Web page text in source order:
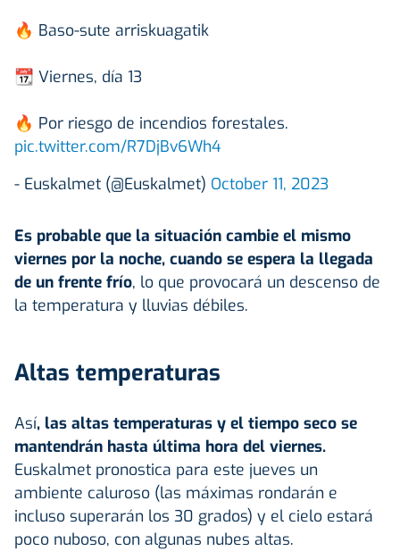
🔥 Baso-sute arriskuagatik
📆 Viernes, día 13
🔥 Por riesgo de incendios forestales.
pic.twitter.com/R7DjBv6Wh4
- Euskalmet (@Euskalmet) October 11, 2023
Es probable que la situación cambie el mismo
viernes por la noche, cuando se espera la llegada
de un frente frío, lo que provocará un descenso de
la temperatura y lluvias débiles.
Altas temperaturas
Así, las altas temperaturas y el tiempo seco se
mantendrán hasta última hora del viernes.
Euskalmet pronostica para este jueves un
ambiente caluroso (las máximas rondarán e
incluso superarán los 30 grados) y el cielo estará
poco nuboso, con algunas nubes altas.